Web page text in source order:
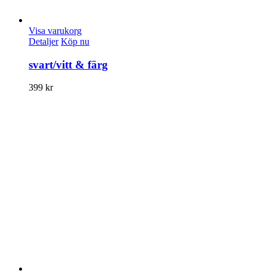
Visa varukorg
Detaljer Köp nu
svart/vitt & färg
399 kr